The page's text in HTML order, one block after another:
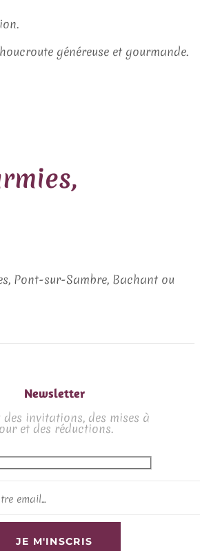
généreuse et gourmande.
Pont-sur-Sambre, Bachant ou
Newsletter
des invitations, des mises à
et des réductions.